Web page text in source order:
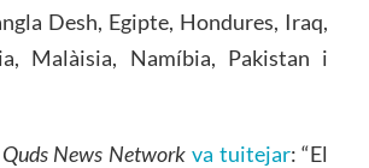
Desh, Egipte, Hondures, Iraq,
Malàisia, Namíbia, Pakistan i
Quds News Network va tuitejar: “El